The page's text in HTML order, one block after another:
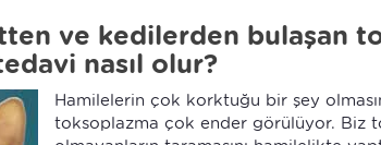
ve kedilerden bulaşan
nasıl olur?
Hamilelerin çok korktuğu bir şey
toksoplazma çok ender görülüyor. Biz